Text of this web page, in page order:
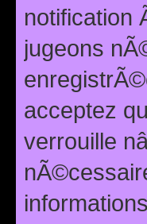
notification
jugeons
acceptez
verrouille